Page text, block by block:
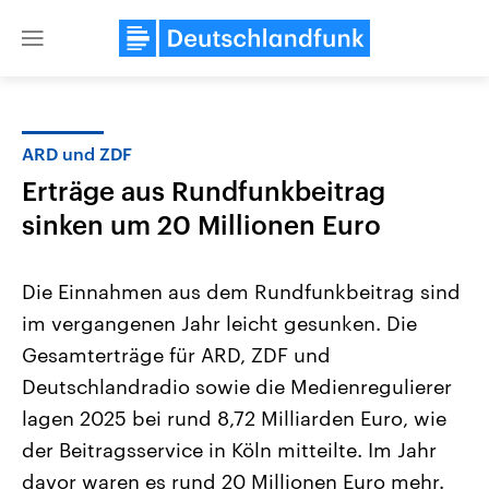
Close
Landtagswahl Sachsen-Anhalt
2026
Alle Informationen
Sachsen-Anhalt wählt am 6.
September 2026 einen neuen
Bundesland von einer Koalition aus
USA
Aktuelle Beiträge,
Hintergründe
Wirtschaftlich und
gehören die Vereinigten
mit großem Einfluss auf
ARD und ZDF
Erträge aus Rundfunkbeitrag
sinken um 20 Millionen Euro
Die Einnahmen aus dem Rundfunkbeitrag sind
im vergangenen Jahr leicht gesunken. Die
Gesamterträge für ARD, ZDF und
Deutschlandradio sowie die Medienregulierer
lagen 2025 bei rund 8,72 Milliarden Euro, wie
der Beitragsservice in Köln mitteilte. Im Jahr
davor waren es rund 20 Millionen Euro mehr.